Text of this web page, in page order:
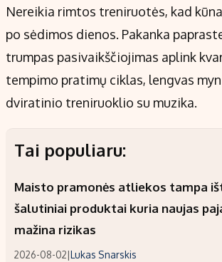
Nereikia rimtos treniruotės, kad
po sėdimos dienos. Pakanka
trumpas pasivaikščiojimas aplink
tempimo pratimų ciklas, lengvas
dviratinio treniruoklio su muzika.
Tai populiaru:
Maisto pramonės atliekos tampa
šalutiniai produktai kuria naujas
mažina rizikas
2026-08-02|Lukas Snarskis